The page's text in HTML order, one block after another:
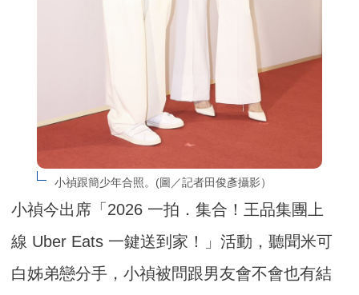
小禎跟簡少年合照。(圖／記者田俊彥攝影）
小禎今出席「2026 一拍．集合！王品集團上
線 Uber Eats 一鍵送到家！」活動，聽聞米可
白姊弟戀分手，小禎被問跟男友會不會也有結